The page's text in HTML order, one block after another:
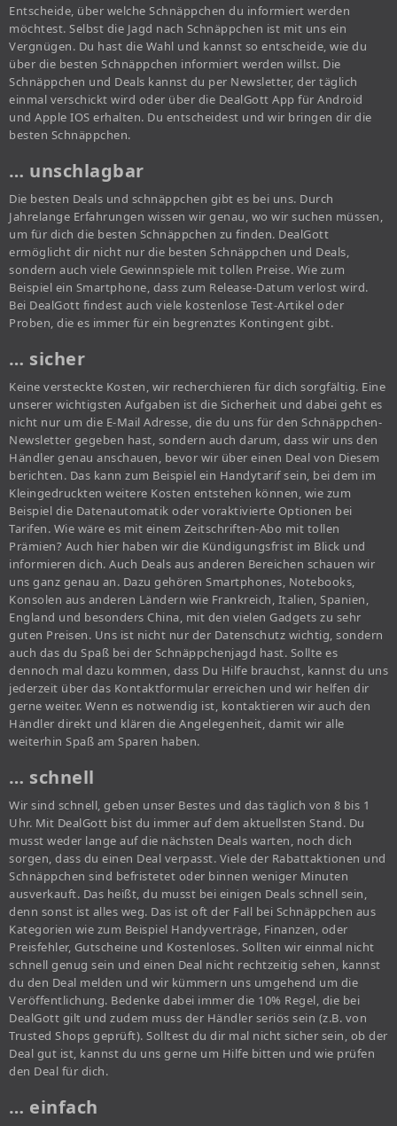
Entscheide, über welche Schnäppchen du informiert werden
möchtest. Selbst die Jagd nach Schnäppchen ist mit uns ein
Vergnügen. Du hast die Wahl und kannst so entscheide, wie du
über die besten Schnäppchen informiert werden willst. Die
Schnäppchen und Deals kannst du per Newsletter, der täglich
einmal verschickt wird oder über die DealGott App für Android
und Apple IOS erhalten. Du entscheidest und wir bringen dir die
besten Schnäppchen.
… unschlagbar
Die besten Deals und schnäppchen gibt es bei uns. Durch
Jahrelange Erfahrungen wissen wir genau, wo wir suchen müssen,
um für dich die besten Schnäppchen zu finden. DealGott
ermöglicht dir nicht nur die besten Schnäppchen und Deals,
sondern auch viele Gewinnspiele mit tollen Preise. Wie zum
Beispiel ein Smartphone, dass zum Release-Datum verlost wird.
Bei DealGott findest auch viele kostenlose Test-Artikel oder
Proben, die es immer für ein begrenztes Kontingent gibt.
… sicher
Keine versteckte Kosten, wir recherchieren für dich sorgfältig. Eine
unserer wichtigsten Aufgaben ist die Sicherheit und dabei geht es
nicht nur um die E-Mail Adresse, die du uns für den Schnäppchen-
Newsletter gegeben hast, sondern auch darum, dass wir uns den
Händler genau anschauen, bevor wir über einen Deal von Diesem
berichten. Das kann zum Beispiel ein Handytarif sein, bei dem im
Kleingedruckten weitere Kosten entstehen können, wie zum
Beispiel die Datenautomatik oder voraktivierte Optionen bei
Tarifen. Wie wäre es mit einem Zeitschriften-Abo mit tollen
Prämien? Auch hier haben wir die Kündigungsfrist im Blick und
informieren dich. Auch Deals aus anderen Bereichen schauen wir
uns ganz genau an. Dazu gehören Smartphones, Notebooks,
Konsolen aus anderen Ländern wie Frankreich, Italien, Spanien,
England und besonders China, mit den vielen Gadgets zu sehr
guten Preisen. Uns ist nicht nur der Datenschutz wichtig, sondern
auch das du Spaß bei der Schnäppchenjagd hast. Sollte es
dennoch mal dazu kommen, dass Du Hilfe brauchst, kannst du uns
jederzeit über das Kontaktformular erreichen und wir helfen dir
gerne weiter. Wenn es notwendig ist, kontaktieren wir auch den
Händler direkt und klären die Angelegenheit, damit wir alle
weiterhin Spaß am Sparen haben.
… schnell
Wir sind schnell, geben unser Bestes und das täglich von 8 bis 1
Uhr. Mit DealGott bist du immer auf dem aktuellsten Stand. Du
musst weder lange auf die nächsten Deals warten, noch dich
sorgen, dass du einen Deal verpasst. Viele der Rabattaktionen und
Schnäppchen sind befristetet oder binnen weniger Minuten
ausverkauft. Das heißt, du musst bei einigen Deals schnell sein,
denn sonst ist alles weg. Das ist oft der Fall bei Schnäppchen aus
Kategorien wie zum Beispiel Handyverträge, Finanzen, oder
Preisfehler, Gutscheine und Kostenloses. Sollten wir einmal nicht
schnell genug sein und einen Deal nicht rechtzeitig sehen, kannst
du den Deal melden und wir kümmern uns umgehend um die
Veröffentlichung. Bedenke dabei immer die 10% Regel, die bei
DealGott gilt und zudem muss der Händler seriös sein (z.B. von
Trusted Shops geprüft). Solltest du dir mal nicht sicher sein, ob der
Deal gut ist, kannst du uns gerne um Hilfe bitten und wie prüfen
den Deal für dich.
… einfach